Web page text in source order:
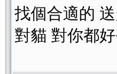
找個合適的
對貓 對你都